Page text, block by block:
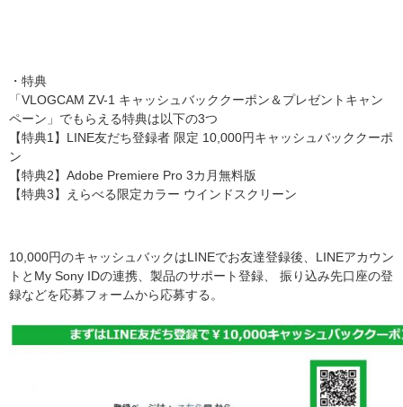
・特典
「VLOGCAM ZV-1 キャッシュバッククーポン＆プレゼントキャン
ペーン」でもらえる特典は以下の3つ
【特典1】LINE友だち登録者 限定 10,000円キャッシュバッククーポ
ン
【特典2】Adobe Premiere Pro 3カ月無料版
【特典3】えらべる限定カラー ウインドスクリーン
10,000円のキャッシュバックはLINEでお友達登録後、LINEアカウン
トとMy Sony IDの連携、製品のサポート登録、 振り込み先口座の登
録などを応募フォームから応募する。